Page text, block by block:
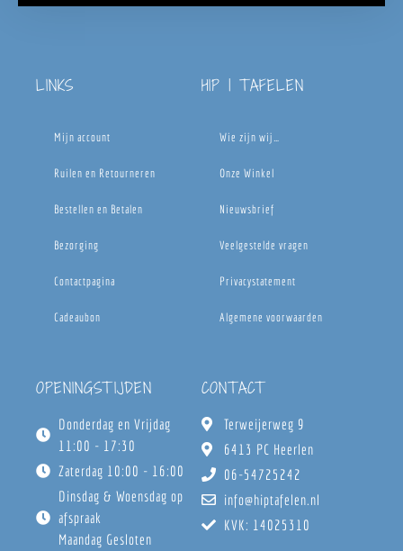
LINKS
Mijn account
Ruilen en Retourneren
Bestellen en Betalen
Bezorging
Contactpagina
Cadeaubon
HIP | TAFELEN
Wie zijn wij…
Onze Winkel
Nieuwsbrief
Veelgestelde vragen
Privacystatement
Algemene voorwaarden
OPENINGSTIJDEN
Donderdag en Vrijdag
11:00 - 17:30
Zaterdag 10:00 - 16:00
Dinsdag & Woensdag op
afspraak
Maandag Gesloten
CONTACT
Terweijerweg 9
6413 PC Heerlen
06-54725242
info@hiptafelen.nl
KVK: 14025310